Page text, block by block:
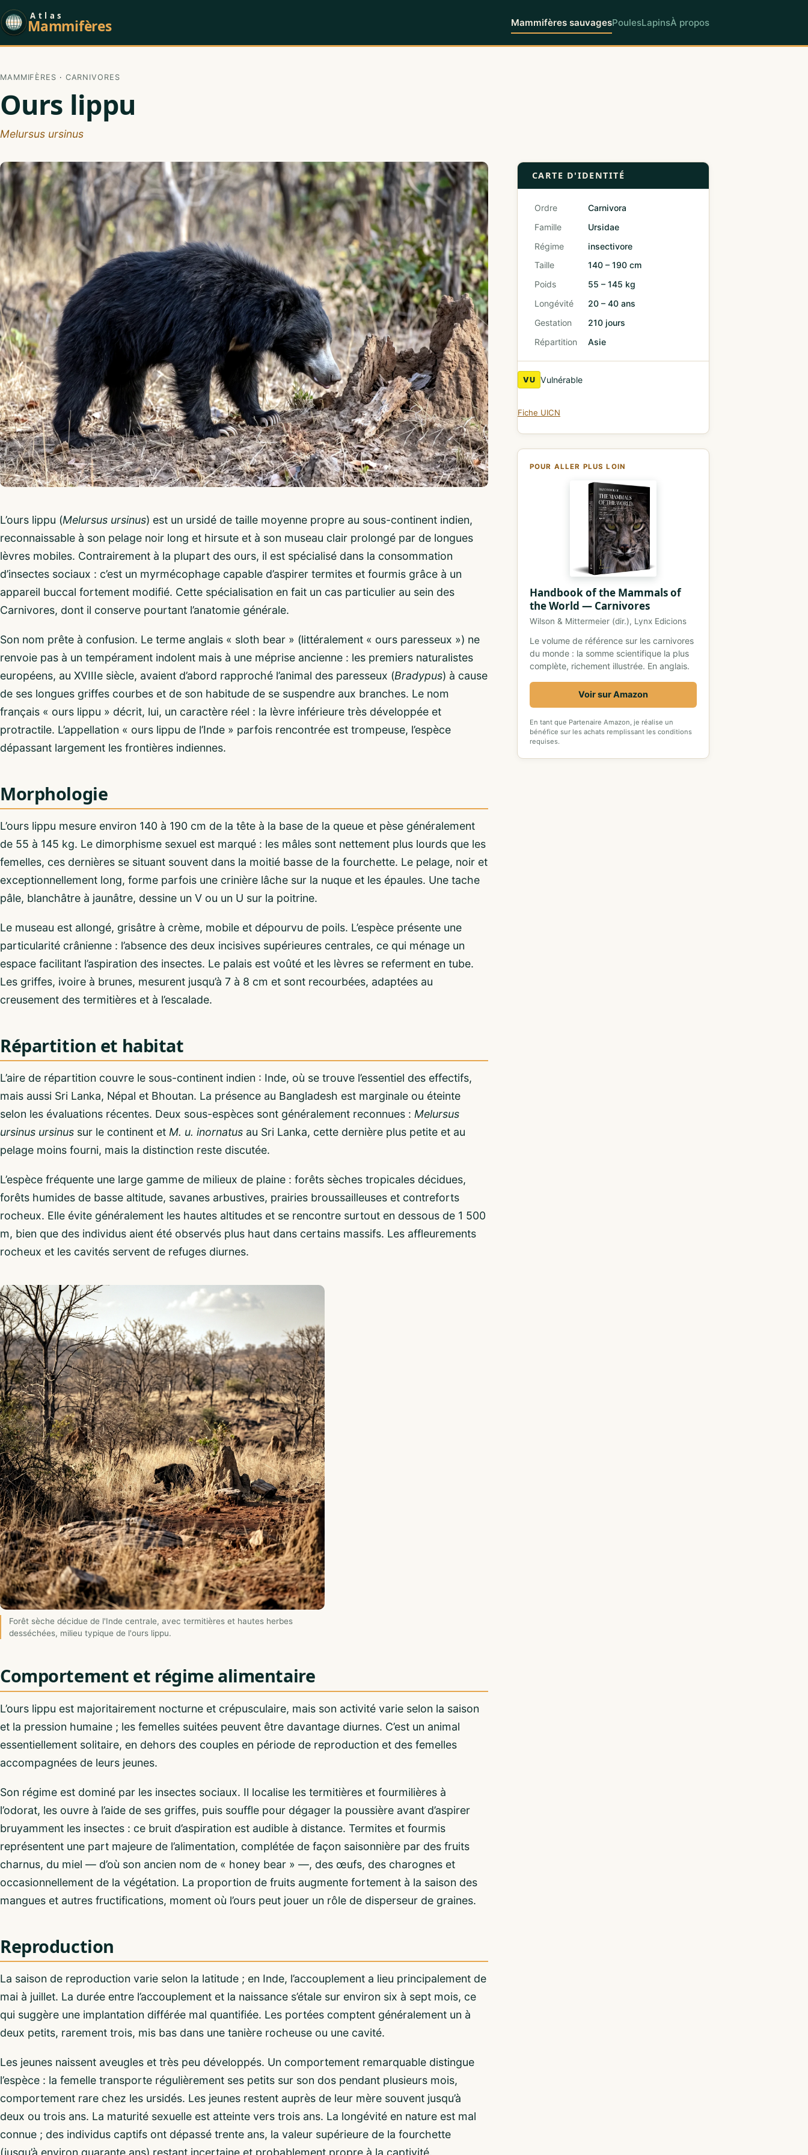
Atlas
Mammifères Mammifères sauvagesPoulesLapinsÀ propos
MAMMIFÈRES · CARNIVORES
Ours lippu
Melursus ursinus
L’ours lippu (Melursus ursinus) est un ursidé de taille moyenne propre au sous-continent indien,
reconnaissable à son pelage noir long et hirsute et à son museau clair prolongé par de longues
lèvres mobiles. Contrairement à la plupart des ours, il est spécialisé dans la consommation
d’insectes sociaux : c’est un myrmécophage capable d’aspirer termites et fourmis grâce à un
appareil buccal fortement modifié. Cette spécialisation en fait un cas particulier au sein des
Carnivores, dont il conserve pourtant l’anatomie générale.
Son nom prête à confusion. Le terme anglais « sloth bear » (littéralement « ours paresseux ») ne
renvoie pas à un tempérament indolent mais à une méprise ancienne : les premiers naturalistes
européens, au XVIIIe siècle, avaient d’abord rapproché l’animal des paresseux (Bradypus) à cause
de ses longues griffes courbes et de son habitude de se suspendre aux branches. Le nom
français « ours lippu » décrit, lui, un caractère réel : la lèvre inférieure très développée et
protractile. L’appellation « ours lippu de l’Inde » parfois rencontrée est trompeuse, l’espèce
dépassant largement les frontières indiennes.
Morphologie
L’ours lippu mesure environ 140 à 190 cm de la tête à la base de la queue et pèse généralement
de 55 à 145 kg. Le dimorphisme sexuel est marqué : les mâles sont nettement plus lourds que les
femelles, ces dernières se situant souvent dans la moitié basse de la fourchette. Le pelage, noir et
exceptionnellement long, forme parfois une crinière lâche sur la nuque et les épaules. Une tache
pâle, blanchâtre à jaunâtre, dessine un V ou un U sur la poitrine.
Le museau est allongé, grisâtre à crème, mobile et dépourvu de poils. L’espèce présente une
particularité crânienne : l’absence des deux incisives supérieures centrales, ce qui ménage un
espace facilitant l’aspiration des insectes. Le palais est voûté et les lèvres se referment en tube.
Les griffes, ivoire à brunes, mesurent jusqu’à 7 à 8 cm et sont recourbées, adaptées au
creusement des termitières et à l’escalade.
Répartition et habitat
L’aire de répartition couvre le sous-continent indien : Inde, où se trouve l’essentiel des effectifs,
mais aussi Sri Lanka, Népal et Bhoutan. La présence au Bangladesh est marginale ou éteinte
selon les évaluations récentes. Deux sous-espèces sont généralement reconnues : Melursus
ursinus ursinus sur le continent et M. u. inornatus au Sri Lanka, cette dernière plus petite et au
pelage moins fourni, mais la distinction reste discutée.
L’espèce fréquente une large gamme de milieux de plaine : forêts sèches tropicales décidues,
forêts humides de basse altitude, savanes arbustives, prairies broussailleuses et contreforts
rocheux. Elle évite généralement les hautes altitudes et se rencontre surtout en dessous de 1 500
m, bien que des individus aient été observés plus haut dans certains massifs. Les affleurements
rocheux et les cavités servent de refuges diurnes.
Forêt sèche décidue de l'Inde centrale, avec termitières et hautes herbes
desséchées, milieu typique de l'ours lippu.
Comportement et régime alimentaire
L’ours lippu est majoritairement nocturne et crépusculaire, mais son activité varie selon la saison
et la pression humaine ; les femelles suitées peuvent être davantage diurnes. C’est un animal
essentiellement solitaire, en dehors des couples en période de reproduction et des femelles
accompagnées de leurs jeunes.
Son régime est dominé par les insectes sociaux. Il localise les termitières et fourmilières à
l’odorat, les ouvre à l’aide de ses griffes, puis souffle pour dégager la poussière avant d’aspirer
bruyamment les insectes : ce bruit d’aspiration est audible à distance. Termites et fourmis
représentent une part majeure de l’alimentation, complétée de façon saisonnière par des fruits
charnus, du miel — d’où son ancien nom de « honey bear » —, des œufs, des charognes et
occasionnellement de la végétation. La proportion de fruits augmente fortement à la saison des
mangues et autres fructifications, moment où l’ours peut jouer un rôle de disperseur de graines.
Reproduction
La saison de reproduction varie selon la latitude ; en Inde, l’accouplement a lieu principalement de
mai à juillet. La durée entre l’accouplement et la naissance s’étale sur environ six à sept mois, ce
qui suggère une implantation différée mal quantifiée. Les portées comptent généralement un à
deux petits, rarement trois, mis bas dans une tanière rocheuse ou une cavité.
Les jeunes naissent aveugles et très peu développés. Un comportement remarquable distingue
l’espèce : la femelle transporte régulièrement ses petits sur son dos pendant plusieurs mois,
comportement rare chez les ursidés. Les jeunes restent auprès de leur mère souvent jusqu’à
deux ou trois ans. La maturité sexuelle est atteinte vers trois ans. La longévité en nature est mal
connue ; des individus captifs ont dépassé trente ans, la valeur supérieure de la fourchette
(jusqu’à environ quarante ans) restant incertaine et probablement propre à la captivité.
CARTE D'IDENTITÉ
Ordre
Carnivora
Famille
Ursidae
Régime
insectivore
Taille
140 – 190 cm
Poids
55 – 145 kg
Longévité
20 – 40 ans
Gestation
210 jours
Répartition
Asie
VU Vulnérable
Fiche UICN
POUR ALLER PLUS LOIN
Handbook of the Mammals of
the World — Carnivores
Wilson & Mittermeier (dir.), Lynx Edicions
Le volume de référence sur les carnivores
du monde : la somme scientifique la plus
complète, richement illustrée. En anglais.
Voir sur Amazon
En tant que Partenaire Amazon, je réalise un
bénéfice sur les achats remplissant les conditions
requises.